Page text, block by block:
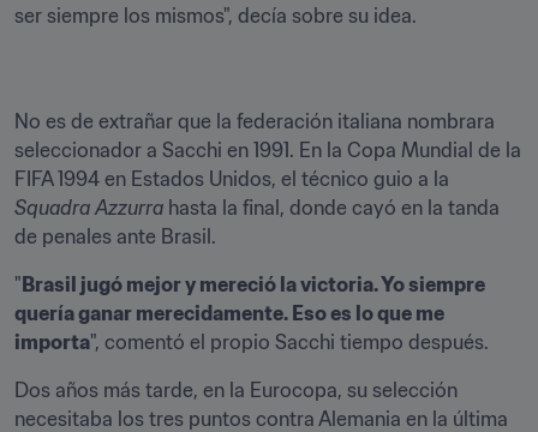
ser siempre los mismos", decía sobre su idea.
No es de extrañar que la federación italiana nombrara
seleccionador a Sacchi en 1991. En la Copa Mundial de la
Squadra Azzurra hasta la final, donde cayó en la tanda
de penales ante Brasil.
" Brasil jugó mejor y mereció la victoria. Yo siempre
quería ganar merecidamente. Eso es lo que me
importa", comentó el propio Sacchi tiempo después.
Dos años más tarde, en la Eurocopa, su selección
necesitaba los tres puntos contra Alemania en la última